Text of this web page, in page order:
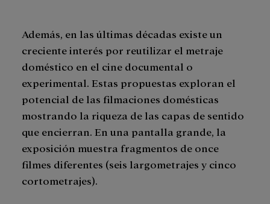
Además, en las últimas décadas existe un
creciente interés por reutilizar el metraje
doméstico en el cine documental o
experimental. Estas propuestas exploran el
potencial de las filmaciones domésticas
mostrando la riqueza de las capas de sentido
que encierran. En una pantalla grande, la
exposición muestra fragmentos de once
filmes diferentes (seis largometrajes y cinco
cortometrajes).